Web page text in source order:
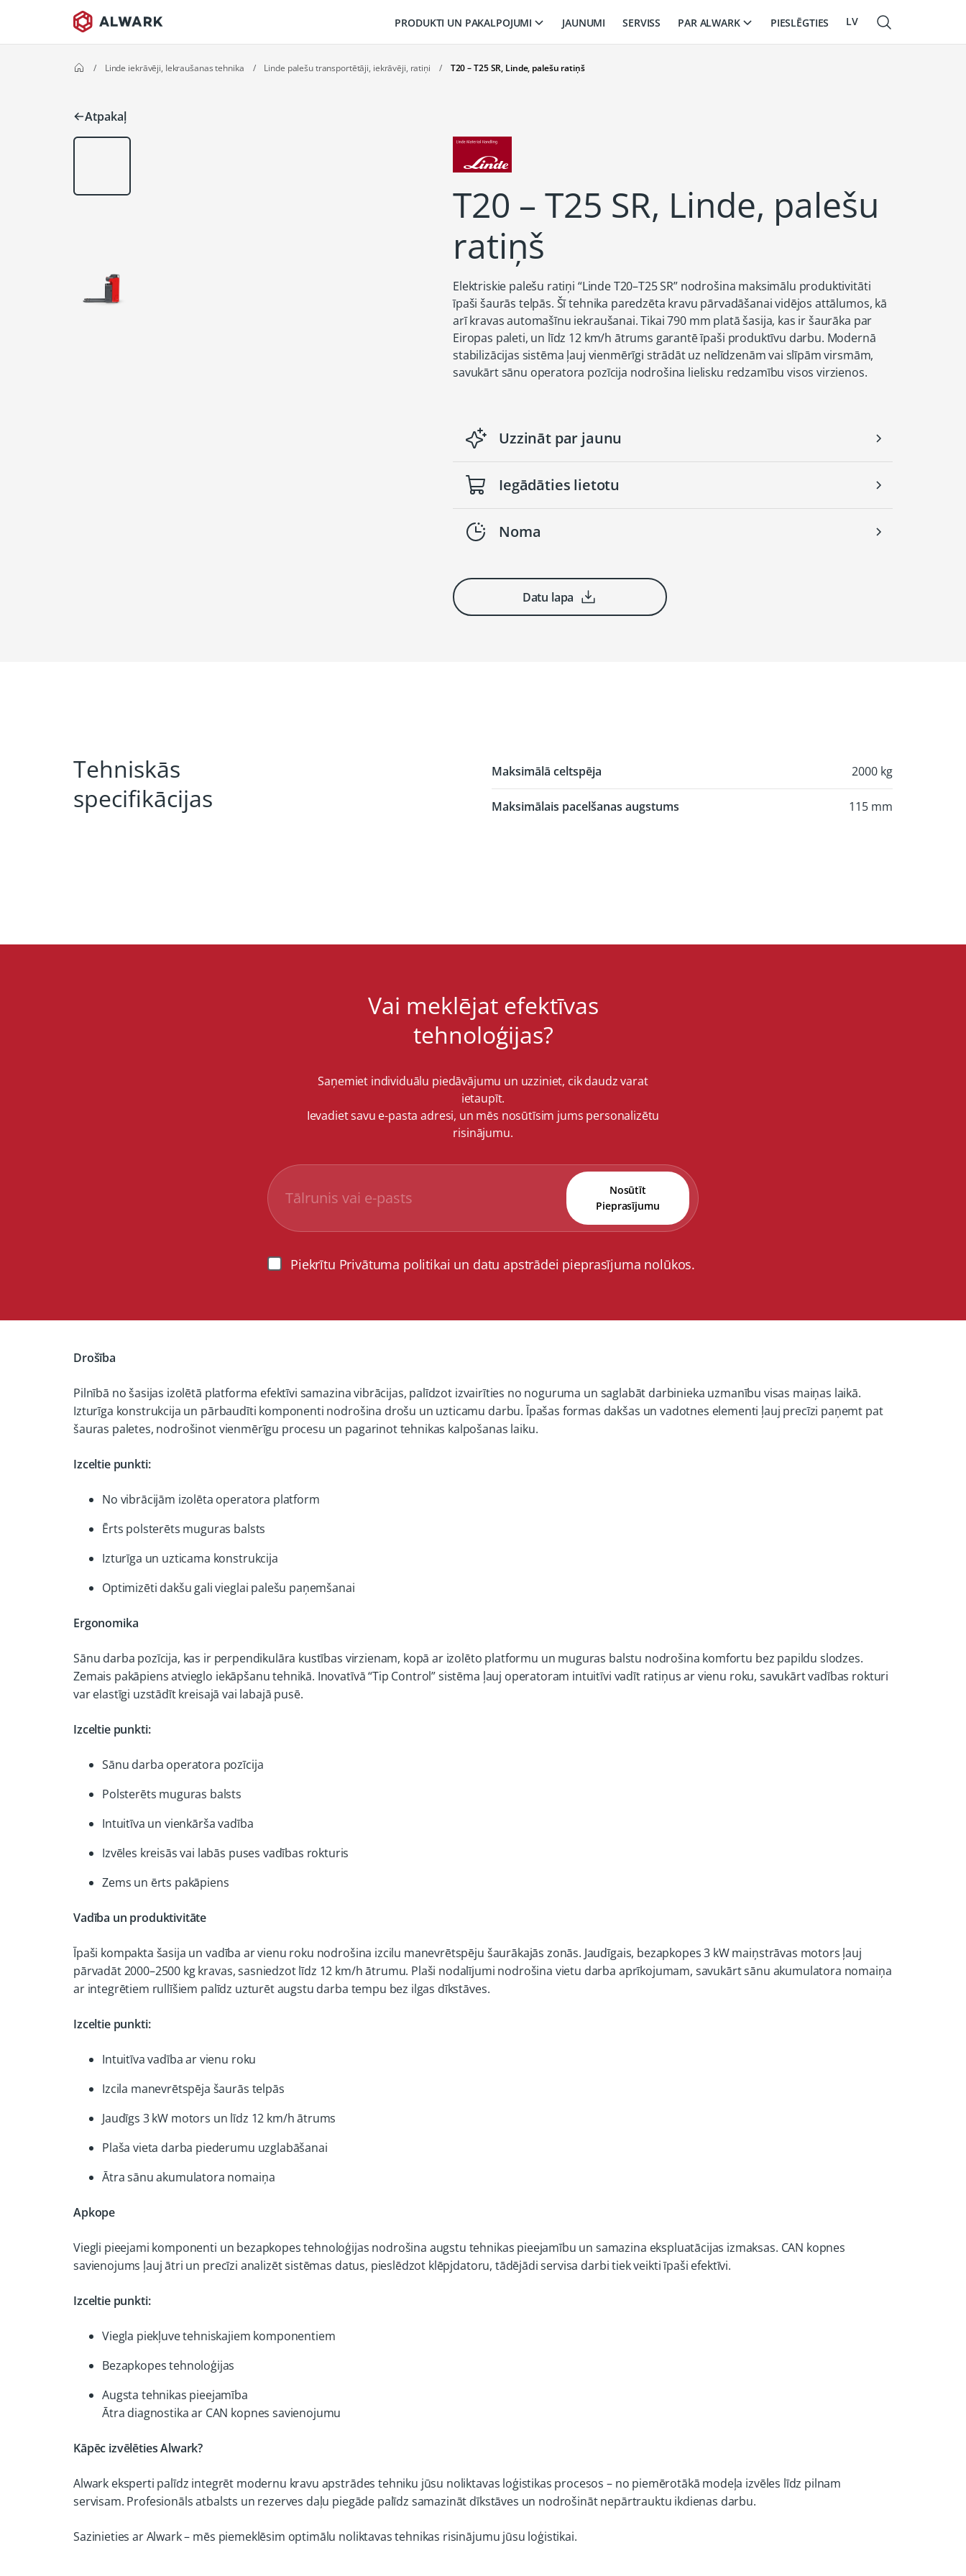
PRODUKTI UN PAKALPOJUMI JAUNUMI SERVISS PAR ALWARK PIESLĒGTIES LV
/ Linde iekrāvēji, Iekraušanas tehnika / Linde palešu transportētāji, iekrāvēji, ratiņi / T20 – T25 SR, Linde, palešu ratiņš
Atpakaļ
T20 – T25 SR, Linde, palešu
ratiņš
Elektriskie palešu ratiņi “Linde T20–T25 SR” nodrošina maksimālu produktivitāti
īpaši šaurās telpās. Šī tehnika paredzēta kravu pārvadāšanai vidējos attālumos, kā
arī kravas automašīnu iekraušanai. Tikai 790 mm platā šasija, kas ir šaurāka par
Eiropas paleti, un līdz 12 km/h ātrums garantē īpaši produktīvu darbu. Modernā
stabilizācijas sistēma ļauj vienmērīgi strādāt uz nelīdzenām vai slīpām virsmām,
savukārt sānu operatora pozīcija nodrošina lielisku redzamību visos virzienos.
Uzzināt par jaunu
Iegādāties lietotu
Noma
Datu lapa
Tehniskās
specifikācijas
Maksimālā celtspēja 2000 kg
Maksimālais pacelšanas augstums 115 mm
Vai meklējat efektīvas
tehnoloģijas?
Saņemiet individuālu piedāvājumu un uzziniet, cik daudz varat
ietaupīt.
Ievadiet savu e-pasta adresi, un mēs nosūtīsim jums personalizētu
risinājumu.
Nosūtīt
Pieprasījumu
Piekrītu Privātuma politikai un datu apstrādei pieprasījuma nolūkos.
Drošība
Pilnībā no šasijas izolētā platforma efektīvi samazina vibrācijas, palīdzot izvairīties no noguruma un saglabāt darbinieka uzmanību visas maiņas laikā.
Izturīga konstrukcija un pārbaudīti komponenti nodrošina drošu un uzticamu darbu. Īpašas formas dakšas un vadotnes elementi ļauj precīzi paņemt pat
šauras paletes, nodrošinot vienmērīgu procesu un pagarinot tehnikas kalpošanas laiku.
Izceltie punkti:
No vibrācijām izolēta operatora platform
Ērts polsterēts muguras balsts
Izturīga un uzticama konstrukcija
Optimizēti dakšu gali vieglai palešu paņemšanai
Ergonomika
Sānu darba pozīcija, kas ir perpendikulāra kustības virzienam, kopā ar izolēto platformu un muguras balstu nodrošina komfortu bez papildu slodzes.
Zemais pakāpiens atvieglo iekāpšanu tehnikā. Inovatīvā “Tip Control” sistēma ļauj operatoram intuitīvi vadīt ratiņus ar vienu roku, savukārt vadības rokturi
var elastīgi uzstādīt kreisajā vai labajā pusē.
Izceltie punkti:
Sānu darba operatora pozīcija
Polsterēts muguras balsts
Intuitīva un vienkārša vadība
Izvēles kreisās vai labās puses vadības rokturis
Zems un ērts pakāpiens
Vadība un produktivitāte
Īpaši kompakta šasija un vadība ar vienu roku nodrošina izcilu manevrētspēju šaurākajās zonās. Jaudīgais, bezapkopes 3 kW maiņstrāvas motors ļauj
pārvadāt 2000–2500 kg kravas, sasniedzot līdz 12 km/h ātrumu. Plaši nodalījumi nodrošina vietu darba aprīkojumam, savukārt sānu akumulatora nomaiņa
ar integrētiem rullīšiem palīdz uzturēt augstu darba tempu bez ilgas dīkstāves.
Izceltie punkti:
Intuitīva vadība ar vienu roku
Izcila manevrētspēja šaurās telpās
Jaudīgs 3 kW motors un līdz 12 km/h ātrums
Plaša vieta darba piederumu uzglabāšanai
Ātra sānu akumulatora nomaiņa
Apkope
Viegli pieejami komponenti un bezapkopes tehnoloģijas nodrošina augstu tehnikas pieejamību un samazina ekspluatācijas izmaksas. CAN kopnes
savienojums ļauj ātri un precīzi analizēt sistēmas datus, pieslēdzot klēpjdatoru, tādējādi servisa darbi tiek veikti īpaši efektīvi.
Izceltie punkti:
Viegla piekļuve tehniskajiem komponentiem
Bezapkopes tehnoloģijas
Augsta tehnikas pieejamība
Ātra diagnostika ar CAN kopnes savienojumu
Kāpēc izvēlēties Alwark?
Alwark eksperti palīdz integrēt modernu kravu apstrādes tehniku jūsu noliktavas loģistikas procesos – no piemērotākā modeļa izvēles līdz pilnam
servisam. Profesionāls atbalsts un rezerves daļu piegāde palīdz samazināt dīkstāves un nodrošināt nepārtrauktu ikdienas darbu.
Sazinieties ar Alwark – mēs piemeklēsim optimālu noliktavas tehnikas risinājumu jūsu loģistikai.